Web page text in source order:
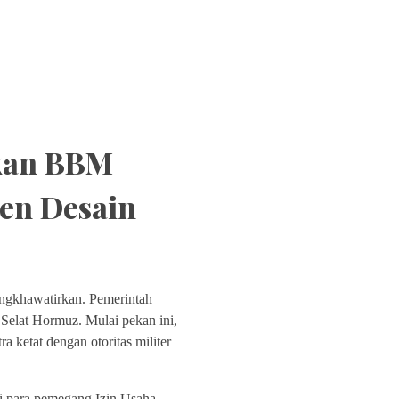
BBM
Desain
Pemerintah
Selat Hormuz. Mulai pekan ini,
ketat dengan otoritas militer